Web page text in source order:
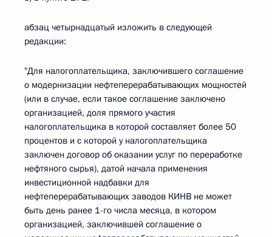
абзац четырнадцатый изложить в следующей
редакции:
"Для налогоплательщика, заключившего соглашение
о модернизации нефтеперерабатывающих мощностей
(или в случае, если такое соглашение заключено
организацией, доля прямого участия
налогоплательщика в которой составляет более 50
процентов и с которой у налогоплательщика
заключен договор об оказании услуг по переработке
нефтяного сырья), датой начала применения
инвестиционной надбавки для
нефтеперерабатывающих заводов КИНВ не может
быть день ранее 1-го числа месяца, в котором
организацией, заключившей соглашение о